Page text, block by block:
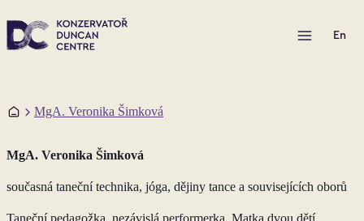
Otevřít menu
En
DomůMgA. Veronika Šimková
MgA. Veronika Šimková
současná taneční technika, jóga, dějiny tance a souvisejících oborů